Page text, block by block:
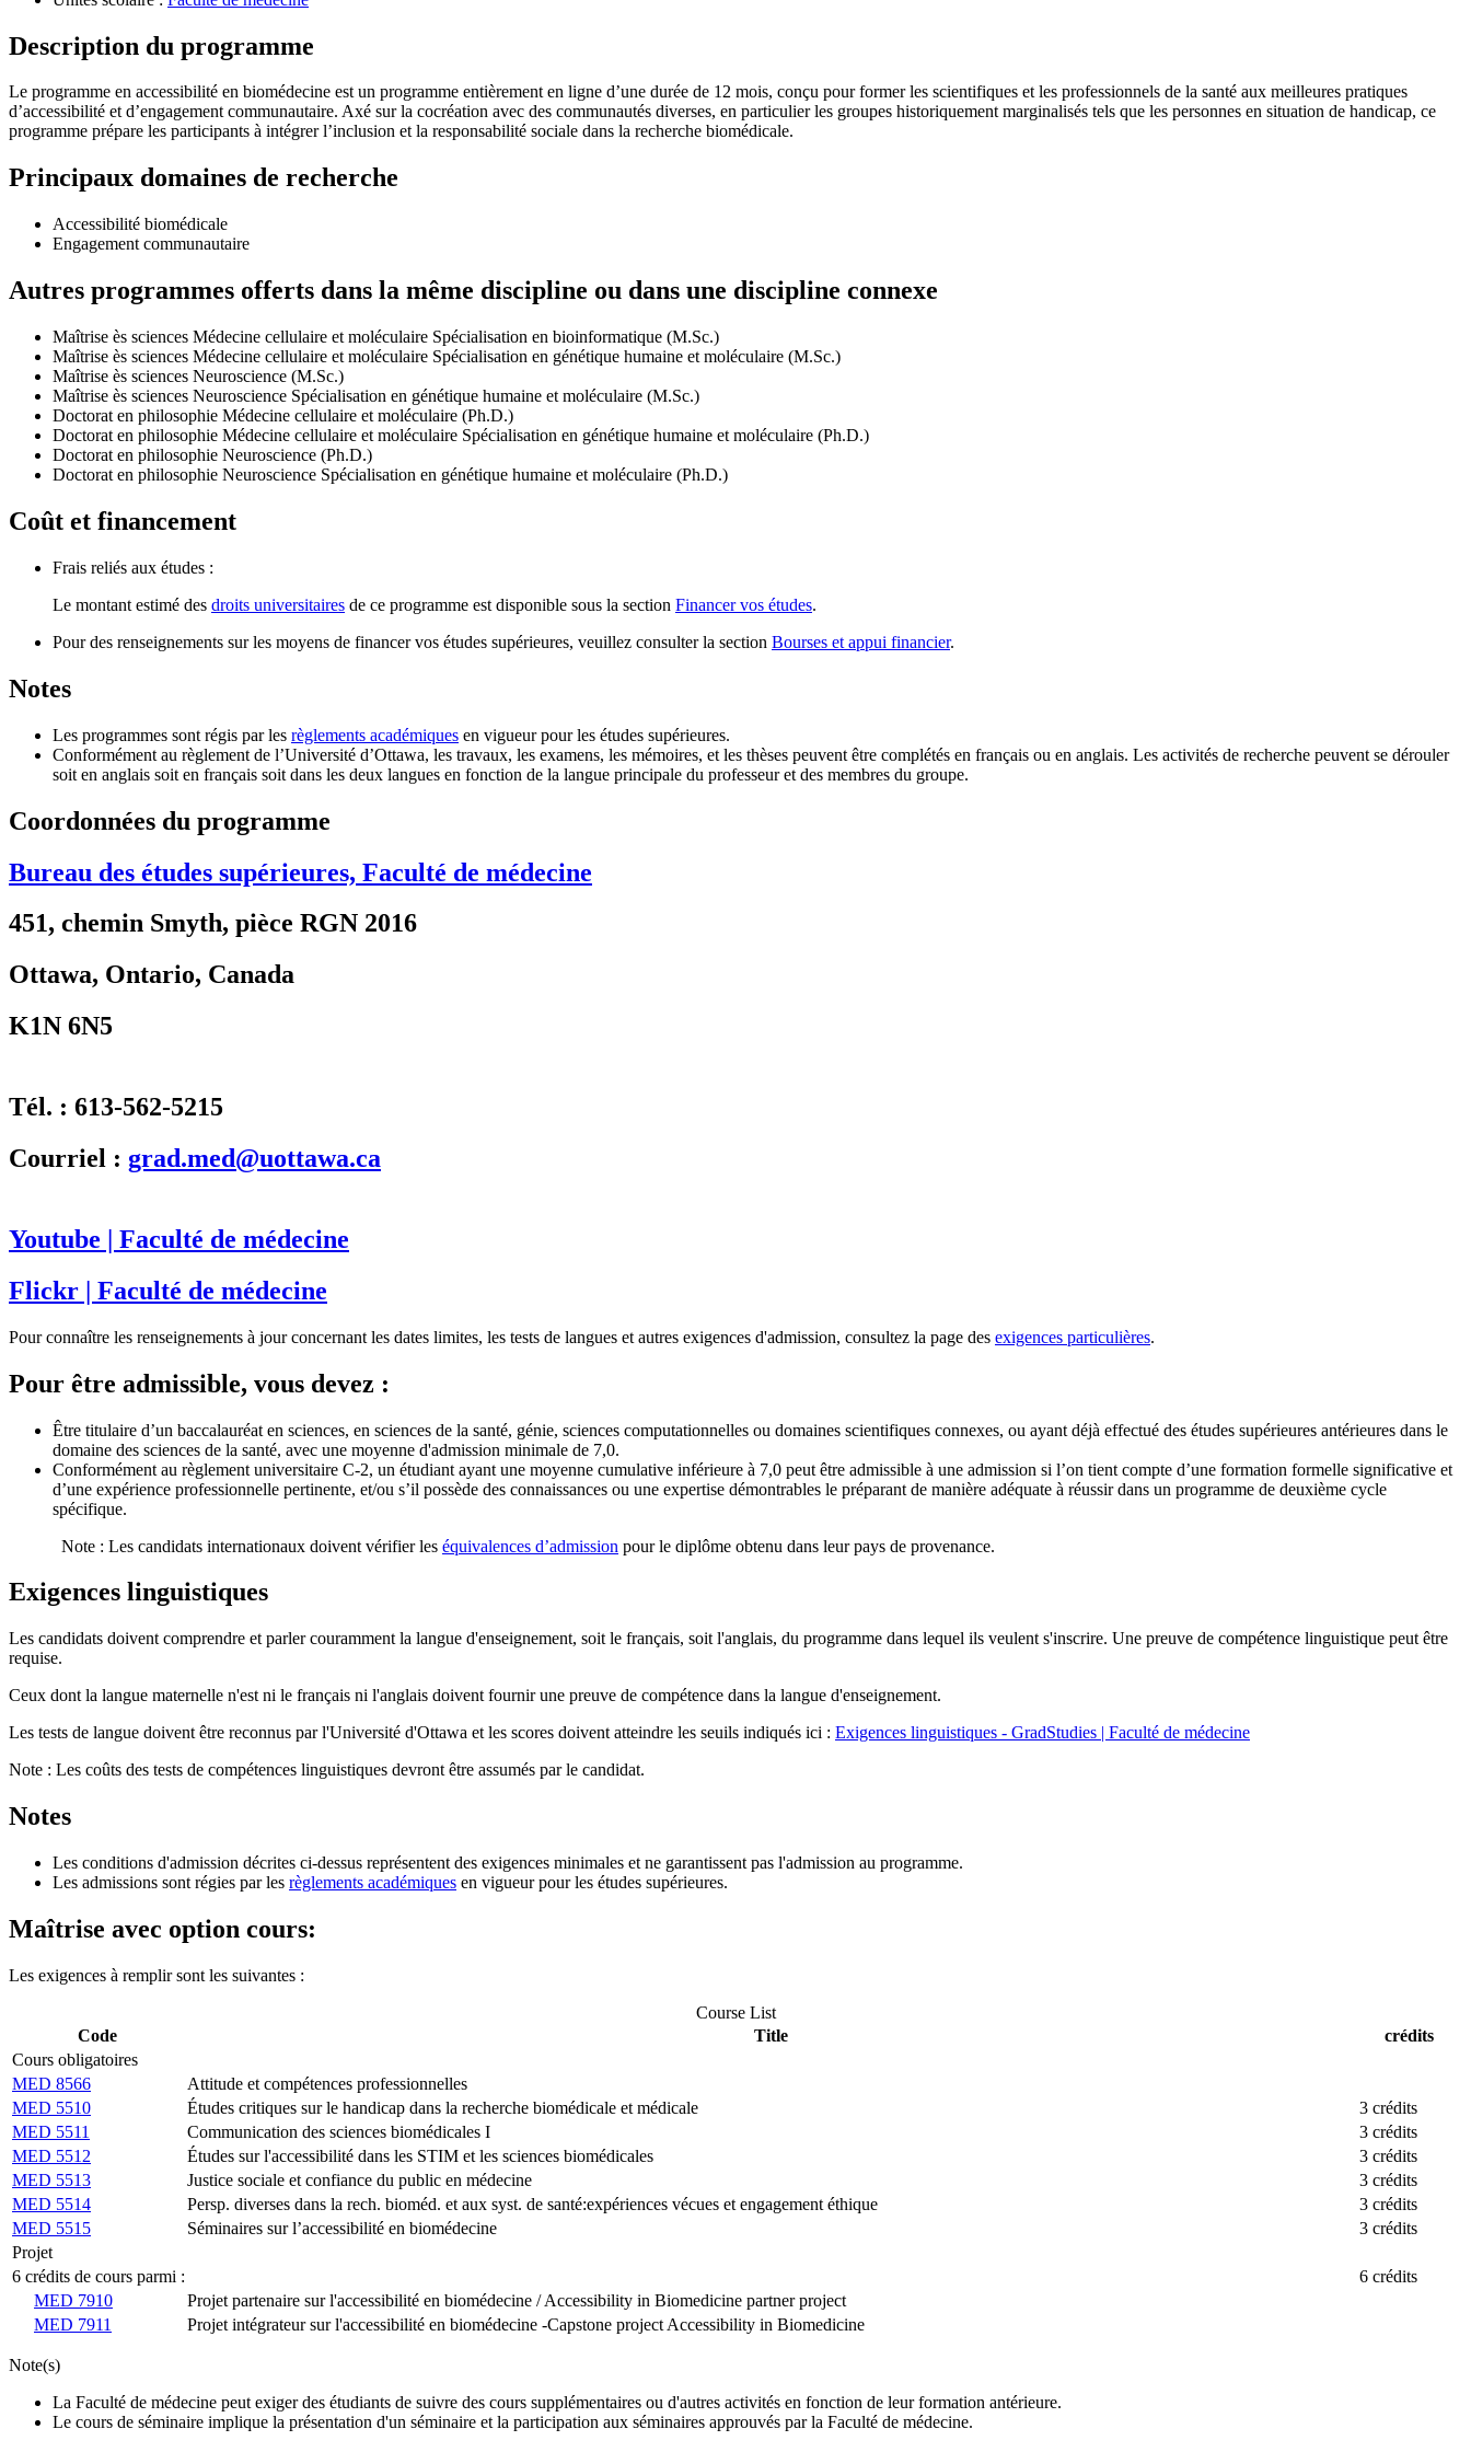
Description du programme
Le programme en accessibilité en biomédecine est un programme entièrement en ligne d’une durée de 12 mois, conçu pour former les scientifiques et les professionnels de la santé aux meilleures pratiques
d’accessibilité et d’engagement communautaire. Axé sur la cocréation avec des communautés diverses, en particulier les groupes historiquement marginalisés tels que les personnes en situation de handicap, ce
programme prépare les participants à intégrer l’inclusion et la responsabilité sociale dans la recherche biomédicale.
Principaux domaines de recherche
Accessibilité biomédicale
Engagement communautaire
Autres programmes offerts dans la même discipline ou dans une discipline connexe
Maîtrise ès sciences Médecine cellulaire et moléculaire Spécialisation en bioinformatique (M.Sc.)
Maîtrise ès sciences Médecine cellulaire et moléculaire Spécialisation en génétique humaine et moléculaire (M.Sc.)
Maîtrise ès sciences Neuroscience (M.Sc.)
Maîtrise ès sciences Neuroscience Spécialisation en génétique humaine et moléculaire (M.Sc.)
Doctorat en philosophie Médecine cellulaire et moléculaire (Ph.D.)
Doctorat en philosophie Médecine cellulaire et moléculaire Spécialisation en génétique humaine et moléculaire (Ph.D.)
Doctorat en philosophie Neuroscience (Ph.D.)
Doctorat en philosophie Neuroscience Spécialisation en génétique humaine et moléculaire (Ph.D.)
Coût et financement
Frais reliés aux études :
Le montant estimé des droits universitaires de ce programme est disponible sous la section Financer vos études.
Pour des renseignements sur les moyens de financer vos études supérieures, veuillez consulter la section Bourses et appui financier.
Notes
Les programmes sont régis par les règlements académiques en vigueur pour les études supérieures.
Conformément au règlement de l’Université d’Ottawa, les travaux, les examens, les mémoires, et les thèses peuvent être complétés en français ou en anglais. Les activités de recherche peuvent se dérouler
soit en anglais soit en français soit dans les deux langues en fonction de la langue principale du professeur et des membres du groupe.
Coordonnées du programme
Bureau des études supérieures, Faculté de médecine
451, chemin Smyth, pièce RGN 2016
Ottawa, Ontario, Canada
K1N 6N5
Tél. : 613-562-5215
Courriel : grad.med@uottawa.ca
Youtube | Faculté de médecine
Flickr | Faculté de médecine
Pour connaître les renseignements à jour concernant les dates limites, les tests de langues et autres exigences d'admission, consultez la page des exigences particulières.
Pour être admissible, vous devez :
Être titulaire d’un baccalauréat en sciences, en sciences de la santé, génie, sciences computationnelles ou domaines scientifiques connexes, ou ayant déjà effectué des études supérieures antérieures dans le
domaine des sciences de la santé, avec une moyenne d'admission minimale de 7,0.
Conformément au règlement universitaire C-2, un étudiant ayant une moyenne cumulative inférieure à 7,0 peut être admissible à une admission si l’on tient compte d’une formation formelle significative et
d’une expérience professionnelle pertinente, et/ou s’il possède des connaissances ou une expertise démontrables le préparant de manière adéquate à réussir dans un programme de deuxième cycle
spécifique.
Note : Les candidats internationaux doivent vérifier les équivalences d’admission pour le diplôme obtenu dans leur pays de provenance.
Exigences linguistiques
Les candidats doivent comprendre et parler couramment la langue d'enseignement, soit le français, soit l'anglais, du programme dans lequel ils veulent s'inscrire. Une preuve de compétence linguistique peut être
requise.
Ceux dont la langue maternelle n'est ni le français ni l'anglais doivent fournir une preuve de compétence dans la langue d'enseignement.
Les tests de langue doivent être reconnus par l'Université d'Ottawa et les scores doivent atteindre les seuils indiqués ici : Exigences linguistiques - GradStudies | Faculté de médecine
Note : Les coûts des tests de compétences linguistiques devront être assumés par le candidat.
Notes
Les conditions d'admission décrites ci-dessus représentent des exigences minimales et ne garantissent pas l'admission au programme.
Les admissions sont régies par les règlements académiques en vigueur pour les études supérieures.
Maîtrise avec option cours:
Les exigences à remplir sont les suivantes :
Course List
Code
Title
crédits
Cours obligatoires
MED 8566
Attitude et compétences professionnelles
MED 5510
Études critiques sur le handicap dans la recherche biomédicale et médicale
3 crédits
MED 5511
Communication des sciences biomédicales I
3 crédits
MED 5512
Études sur l'accessibilité dans les STIM et les sciences biomédicales
3 crédits
MED 5513
Justice sociale et confiance du public en médecine
3 crédits
MED 5514
Persp. diverses dans la rech. bioméd. et aux syst. de santé:expériences vécues et engagement éthique
3 crédits
MED 5515
Séminaires sur l’accessibilité en biomédecine
3 crédits
Projet
6 crédits de cours parmi :
6 crédits
MED 7910
Projet partenaire sur l'accessibilité en biomédecine / Accessibility in Biomedicine partner project
MED 7911
Projet intégrateur sur l'accessibilité en biomédecine -Capstone project Accessibility in Biomedicine
Note(s)
La Faculté de médecine peut exiger des étudiants de suivre des cours supplémentaires ou d'autres activités en fonction de leur formation antérieure.
Le cours de séminaire implique la présentation d'un séminaire et la participation aux séminaires approuvés par la Faculté de médecine.